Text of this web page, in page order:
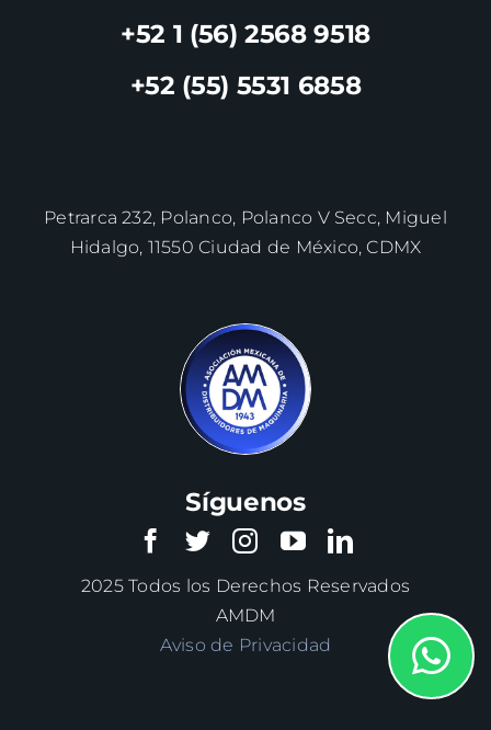
+52 1 (56) 2568 9518
+52 (55) 5531 6858
Petrarca 232, Polanco, Polanco V Secc, Miguel
Hidalgo, 11550 Ciudad de México, CDMX
Síguenos
2025 Todos los Derechos Reservados
AMDM
Aviso de Privacidad